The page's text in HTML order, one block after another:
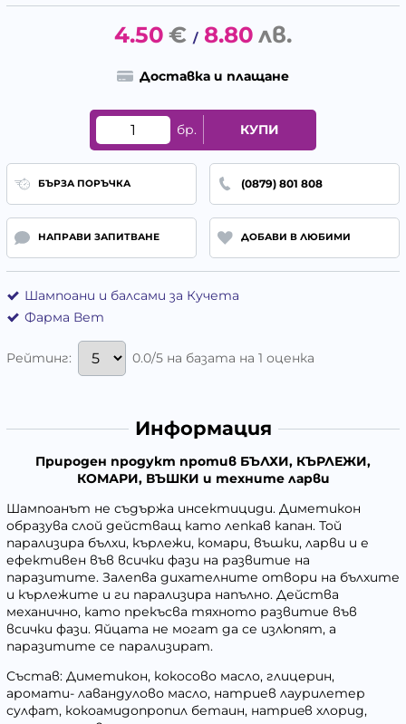
4.50 € / 8.80 лв.
Доставка и плащане
бр. КУПИ
БЪРЗА ПОРЪЧКА (0879) 801 808
НАПРАВИ ЗАПИТВАНЕ ДОБАВИ В ЛЮБИМИ
Шампоани и балсами за Кучета
Фарма Вет
Рейтинг: 0.0/5 на базата на 1 оценка
Информация
Природен продукт против БЪЛХИ, КЪРЛЕЖИ,
КОМАРИ, ВЪШКИ и техните ларви
Шампоанът не съдържа инсектициди. Диметикон
образува слой действащ като лепкав капан. Той
парализира бълхи, кърлежи, комари, въшки, ларви и е
ефективен във всички фази на развитие на
паразитите. Залепва дихателните отвори на бълхите
и кърлежите и ги парализира напълно. Действа
механично, като прекъсва тяхното развитие във
всички фази. Яйцата не могат да се излюпят, а
паразитите се парализират.
Състав: Диметикон, кокосово масло, глицерин,
аромати- лавандулово масло, натриев лаурилетер
сулфат, кокоамидопропил бетаин, натриeв хлорид,